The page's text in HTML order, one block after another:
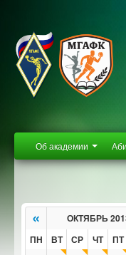
Об академии
« ОКТЯБРЬ
ПН ВТ СР ЧТ ПТ